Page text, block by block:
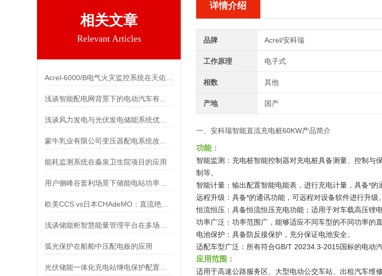
相关文章
Relevant Articles
Acrel-6000/B电气火灾监控系统在天佑医院项目中的应用
浅谈智能配电网背景下的电动汽车有序充电策略研究
浅谈风力发电与光伏发电储能系统优化设计
能耗监测系统在淼泉卫生院项目的应用
用户侧峰谷套利场景下储能电站功率分配策略与需求侧响应集成
弧光保护在船舶中压配电板的应用
详情介绍
品牌 Acrel/安科瑞
工作原理 电子式
相数 其他
产地 国产
一、 安科瑞智能直流充电桩60KW产品简介
功能：
智能监测：充电桩智能控制器对充电桩具备测量、控制与
制等。
智能计量：输出配置智能电能表，进行充电计量，具备*
远程升级：具备*的通讯功能，可远程对设备软件进行升级。
恒流恒压：具备恒流恒压充电功能；适用于对车载高压锂
功率广泛：功率范围广，能够适应不同车型的不同功率的
电池保护：具备防反接保护，充分保证电池安全。
适配车型广泛：所有符合GB/T 20234.3-2015国标的电动
应用范围：
适用于高速公路服务区、大型电动公交车站、出租汽车维